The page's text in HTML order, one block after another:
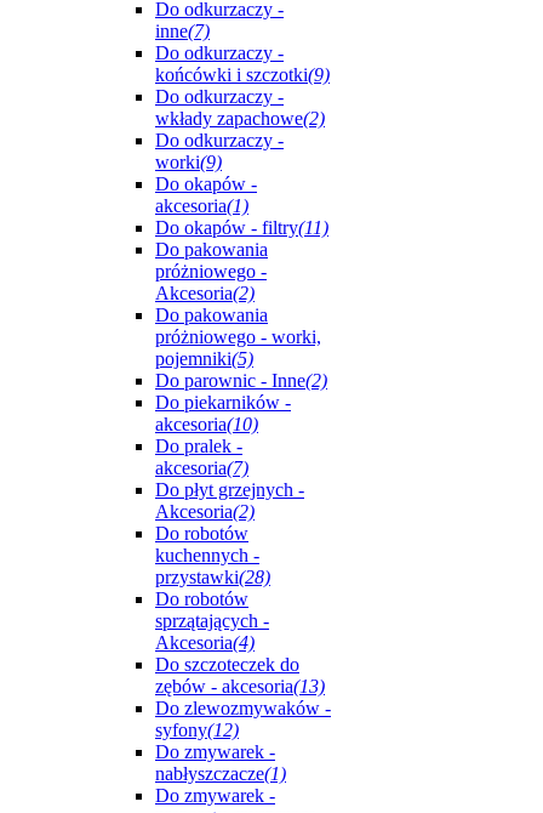
Do odkurzaczy -
inne(7)
Do odkurzaczy -
końcówki i szczotki(9)
Do odkurzaczy -
wkłady zapachowe(2)
Do odkurzaczy -
worki(9)
Do okapów -
akcesoria(1)
Do okapów - filtry(11)
Do pakowania
próżniowego -
Akcesoria(2)
Do pakowania
próżniowego - worki,
pojemniki(5)
Do parownic - Inne(2)
Do piekarników -
akcesoria(10)
Do pralek -
akcesoria(7)
Do płyt grzejnych -
Akcesoria(2)
Do robotów
kuchennych -
przystawki(28)
Do robotów
sprzątających -
Akcesoria(4)
Do szczoteczek do
zębów - akcesoria(13)
Do zlewozmywaków -
syfony(12)
Do zmywarek -
nabłyszczacze(1)
Do zmywarek -